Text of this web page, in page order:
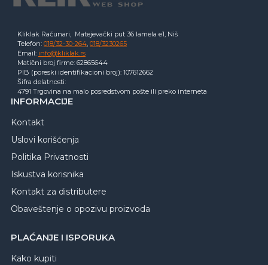
Kliklak Računari, Matejevački put 36 lamela e1, Niš
Telefon: 018/32-30-264, 018/3230265
Email: info@kliklak.rs
Matični broj firme: 62865644
PIB (poreski identifikacioni broj): 107612662
Šifra delatnosti:
4791 Trgovina na malo posredstvom pošte ili preko interneta
INFORMACIJE
Kontakt
Uslovi korišćenja
Politika Privatnosti
Iskustva korisnika
Kontakt za distributere
Obaveštenje o opozivu proizvoda
PLAĆANJE I ISPORUKA
Kako kupiti